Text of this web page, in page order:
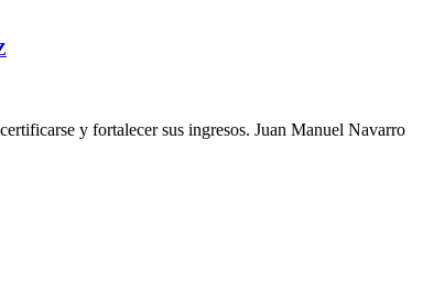
y fortalecer sus ingresos. Juan Manuel Navarro